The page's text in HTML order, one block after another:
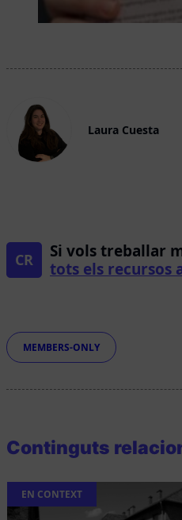
Laura Cuesta
CR
Si vols treballar
tots els recursos
Etiquetes
MEMBERS-ONLY
Continguts
EN CONTEXT